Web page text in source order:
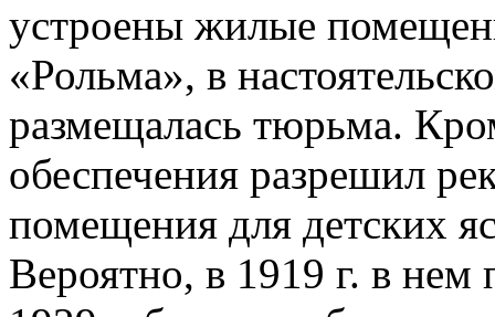
устроены жилые
«Рольма», в
размещалась тюрьма.
обеспечения разрешил
помещения для детских
Вероятно, в 1919 г. в нем